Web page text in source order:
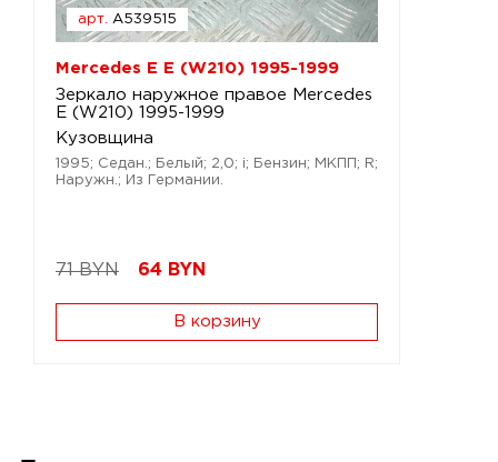
арт. A539515
Mercedes E E (W210) 1995-1999
Зеркало наружное правое Mercedes
E (W210) 1995-1999
Кузовщина
1995; Седан.; Белый; 2,0; i; Бензин; МКПП; R;
Наружн.; Из Германии.
71 BYN 64 BYN
В корзину